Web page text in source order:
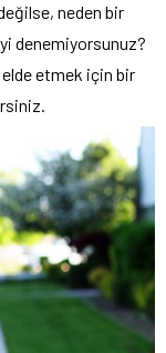
neden bir
denemiyorsunuz?
elde etmek için bir